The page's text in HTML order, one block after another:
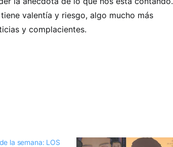
valentía y riesgo, algo mucho más
y complacientes.
la semana: LOS